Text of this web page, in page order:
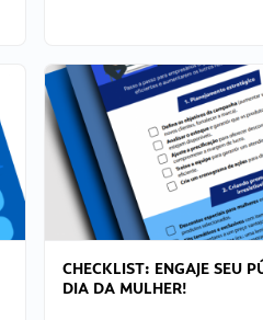
CHECKLIST: ENGAJE SEU
DIA DA MULHER!